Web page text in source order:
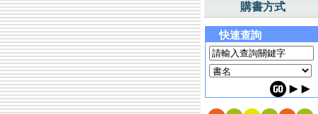
購書方式
快速查詢